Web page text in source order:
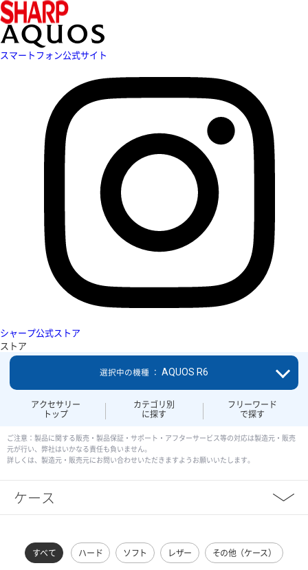
スマートフォン公式サイト
シャープ公式ストア
ストア
アクセサリー
トップ
カテゴリ別
に探す
フリーワード
で探す
選択中の機種 ： AQUOS R6
ご注意：製品に関する販売・製品保証・サポート・アフターサービス等の対応は製造元・販売
元が行い、弊社はいかなる責任も負いません。
詳しくは、製造元・販売元にお問い合わせいただきますようお願いいたします。
ケース
すべて ハード ソフト レザー その他（ケース）